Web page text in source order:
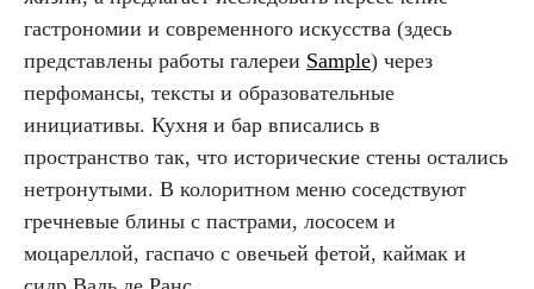
гастрономии и современного искусства (здесь
представлены работы галереи Sample) через
перфомансы, тексты и образовательные
инициативы. Кухня и бар вписались в
пространство так, что исторические стены остались
нетронутыми. В колоритном меню соседствуют
гречневые блины с пастрами, лососем и
моцареллой, гаспачо с овечьей фетой, каймак и